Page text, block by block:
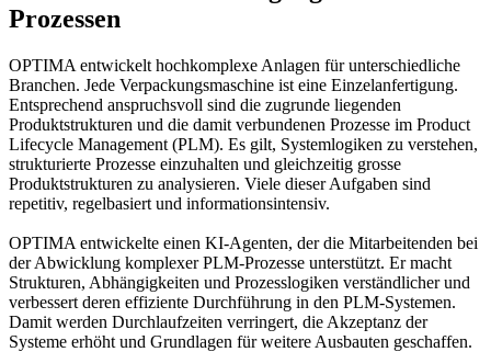
Prozessen
OPTIMA entwickelt hochkomplexe Anlagen für unterschiedliche
Branchen. Jede Verpackungsmaschine ist eine Einzelanfertigung.
Entsprechend anspruchsvoll sind die zugrunde liegenden
Produktstrukturen und die damit verbundenen Prozesse im Product
Lifecycle Management (PLM). Es gilt, Systemlogiken zu verstehen,
strukturierte Prozesse einzuhalten und gleichzeitig grosse
Produktstrukturen zu analysieren. Viele dieser Aufgaben sind
repetitiv, regelbasiert und informationsintensiv.
OPTIMA entwickelte einen KI-Agenten, der die Mitarbeitenden bei
der Abwicklung komplexer PLM-Prozesse unterstützt. Er macht
Strukturen, Abhängigkeiten und Prozesslogiken verständlicher und
verbessert deren effiziente Durchführung in den PLM-Systemen.
Damit werden Durchlaufzeiten verringert, die Akzeptanz der
Systeme erhöht und Grundlagen für weitere Ausbauten geschaffen.